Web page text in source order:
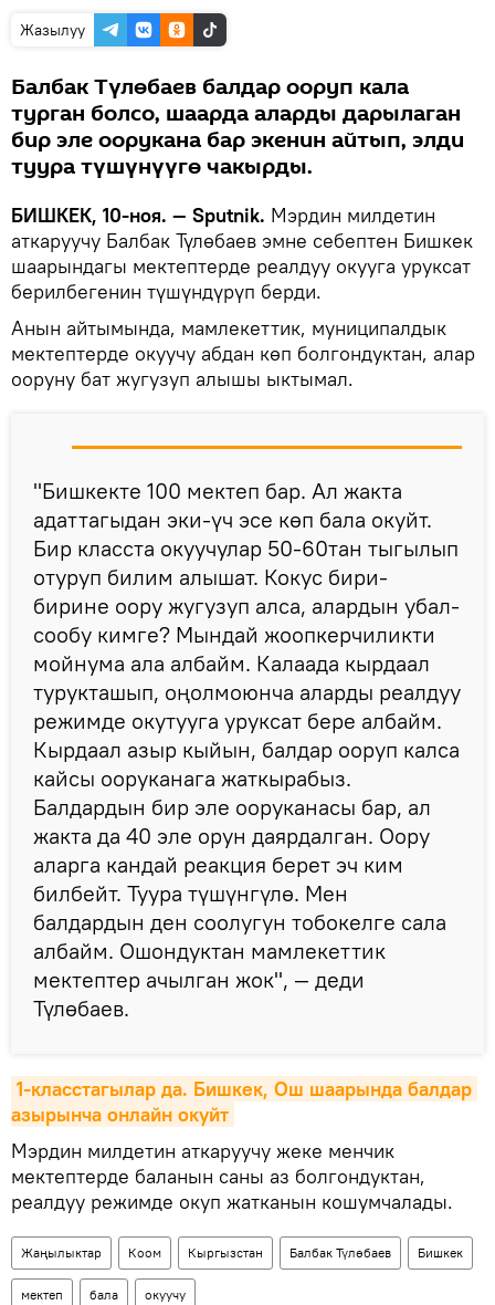
Жазылуу
Балбак Түлөбаев балдар ооруп кала
турган болсо, шаарда аларды дарылаган
бир эле оорукана бар экенин айтып, элди
туура түшүнүүгө чакырды.
БИШКЕК, 10-ноя. — Sputnik. Мэрдин милдетин
аткаруучу Балбак Түлөбаев эмне себептен Бишкек
шаарындагы мектептерде реалдуу окууга уруксат
берилбегенин түшүндүрүп берди.
Анын айтымында, мамлекеттик, муниципалдык
мектептерде окуучу абдан көп болгондуктан, алар
ооруну бат жугузуп алышы ыктымал.
"Бишкекте 100 мектеп бар. Ал жакта
адаттагыдан эки-үч эсе көп бала окуйт.
Бир класста окуучулар 50-60тан тыгылып
отуруп билим алышат. Кокус бири-
бирине оору жугузуп алса, алардын убал-
сообу кимге? Мындай жоопкерчиликти
мойнума ала албайм. Калаада кырдаал
турукташып, оңолмоюнча аларды реалдуу
режимде окутууга уруксат бере албайм.
Кырдаал азыр кыйын, балдар ооруп калса
кайсы ооруканага жаткырабыз.
Балдардын бир эле ооруканасы бар, ал
жакта да 40 эле орун даярдалган. Оору
аларга кандай реакция берет эч ким
билбейт. Туура түшүнгүлө. Мен
балдардын ден соолугун тобокелге сала
албайм. Ошондуктан мамлекеттик
мектептер ачылган жок", — деди
Түлөбаев.
1-класстагылар да. Бишкек, Ош шаарында балдар
азырынча онлайн окуйт
Мэрдин милдетин аткаруучу жеке менчик
мектептерде баланын саны аз болгондуктан,
реалдуу режимде окуп жатканын кошумчалады.
Жаңылыктар Коом Кыргызстан Балбак Түлөбаев Бишкек
мектеп бала окуучу